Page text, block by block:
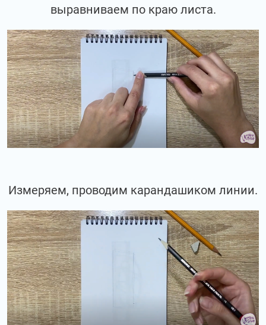
выравниваем по краю листа.
Измеряем, проводим карандашиком линии.